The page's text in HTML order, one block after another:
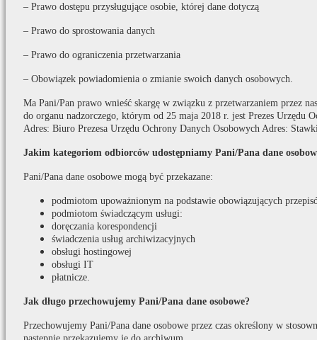
– Prawo dostępu przysługujące osobie, której dane dotyczą
– Prawo do sprostowania danych
– Prawo do ograniczenia przetwarzania
– Obowiązek powiadomienia o zmianie swoich danych osobowych.
Ma Pani/Pan prawo wnieść skargę w związku z przetwarzaniem przez
do organu nadzorczego, którym od 25 maja 2018 r. jest Prezes Urzędu
Adres: Biuro Prezesa Urzędu Ochrony Danych Osobowych Adres:
Jakim kategoriom odbiorców udostępniamy Pani/Pana dane
Pani/Pana dane osobowe mogą być przekazane:
podmiotom upoważnionym na podstawie obowiązujących
podmiotom świadczącym usługi:
doręczania korespondencji
świadczenia usług archiwizacyjnych
obsługi hostingowej
obsługi IT
płatnicze.
Jak długo przechowujemy Pani/Pana dane osobowe?
Przechowujemy Pani/Pana dane osobowe przez czas określony w